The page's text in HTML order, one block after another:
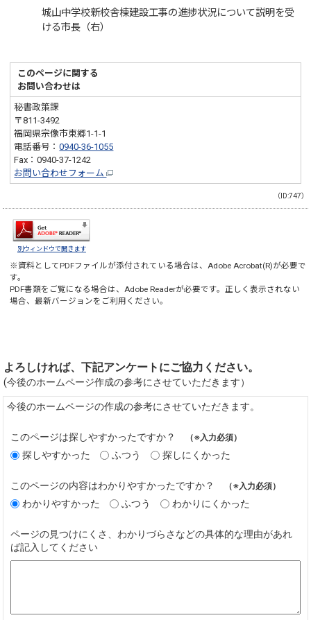
城山中学校新校舎棟建設工事の進捗状況について説明を受
ける市長（右）
このページに関する
お問い合わせは
秘書政策課
〒811-3492
福岡県宗像市東郷1-1-1
電話番号：0940-36-1055
Fax：0940-37-1242
お問い合わせフォーム
（ID:747）
別ウィンドウで開きます
※資料としてPDFファイルが添付されている場合は、 Adobe Acrobat(R)が必要で
す。
PDF書類をご覧になる場合は、 Adobe Readerが必要です。正しく表示されない
場合、最新バージョンをご利用ください。